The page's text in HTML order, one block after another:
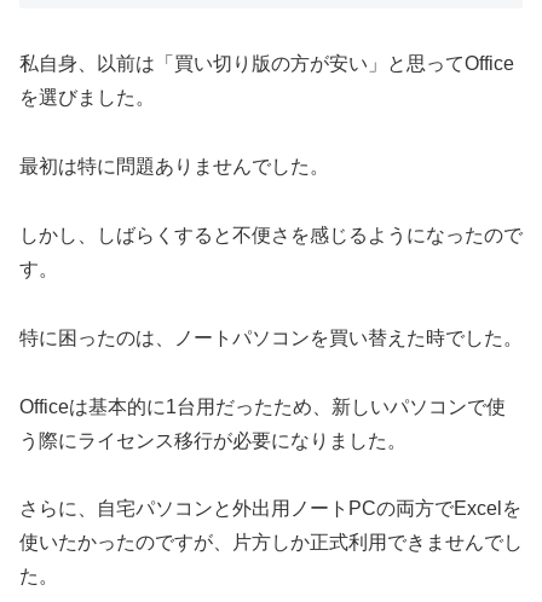
私自身、以前は「買い切り版の方が安い」と思ってOffice
を選びました。
最初は特に問題ありませんでした。
しかし、しばらくすると不便さを感じるようになったので
す。
特に困ったのは、ノートパソコンを買い替えた時でした。
Officeは基本的に1台用だったため、新しいパソコンで使
う際にライセンス移行が必要になりました。
さらに、自宅パソコンと外出用ノートPCの両方でExcelを
使いたかったのですが、片方しか正式利用できませんでし
た。